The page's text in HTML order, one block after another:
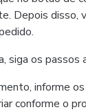
Depois disso,
siga os passos
informe
conforme o